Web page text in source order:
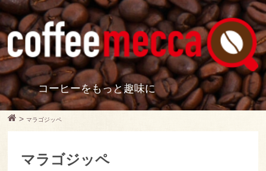
コーヒーをもっと趣味に
>マラゴジッペ
マラゴジッペ